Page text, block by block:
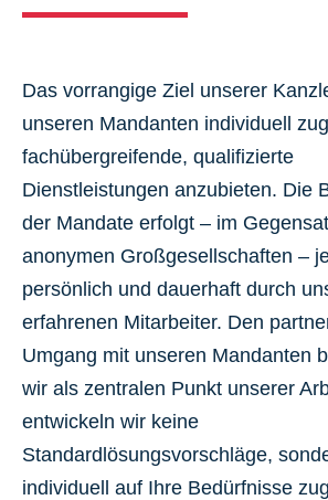
Das vorrangige Ziel unserer
unseren Mandanten individuell
fachübergreifende, qualifizierte
Dienstleistungen anzubieten. Die
der Mandate erfolgt – im
anonymen Großgesellschaften –
persönlich und dauerhaft durch
erfahrenen Mitarbeiter. Den
Umgang mit unseren Mandanten
wir als zentralen Punkt unserer
entwickeln wir keine
Standardlösungsvorschläge,
individuell auf Ihre Bedürfnisse